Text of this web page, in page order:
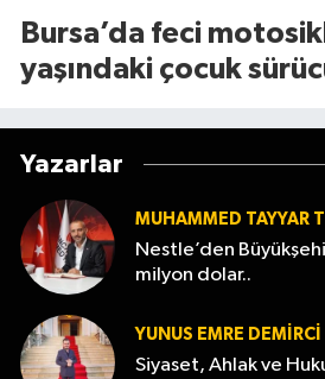
Bursa’da feci
yaşındaki çocuk
Yazarlar
MUHAMMED TAYYAR
Nestle’den
milyon dolar..
YUNUS EMRE DEMIRCI
Siyaset, Ahlak ve